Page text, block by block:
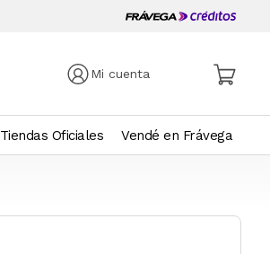
Mi cuenta
Tiendas Oficiales Vendé en Frávega